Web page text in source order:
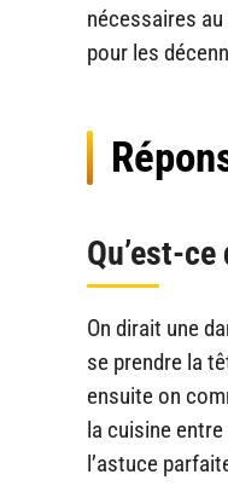
nécessaires
pour les
Qu’est-
On dirait une
se prendre la
ensuite on
la cuisine
l’astuce